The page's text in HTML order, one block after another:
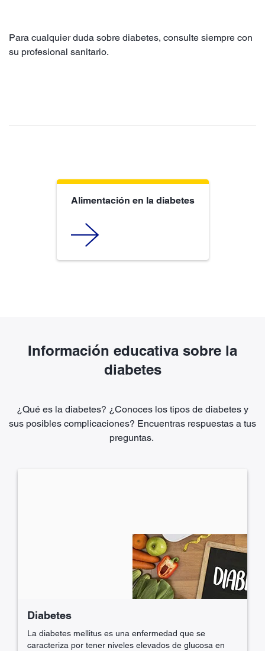
Para cualquier duda sobre diabetes, consulte siempre con
su profesional sanitario.
Alimentación en la diabetes
Información educativa sobre la
diabetes
¿Qué es la diabetes? ¿Conoces los tipos de diabetes y
sus posibles complicaciones? Encuentras respuestas a tus
preguntas.
Diabetes
La diabetes mellitus es una enfermedad que se
caracteriza por tener niveles elevados de glucosa en